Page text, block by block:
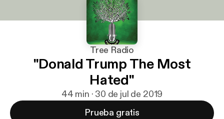
Tree Radio
"Donald Trump The Most
Hated"
44 min · 30 de jul de 2019
Prueba gratis